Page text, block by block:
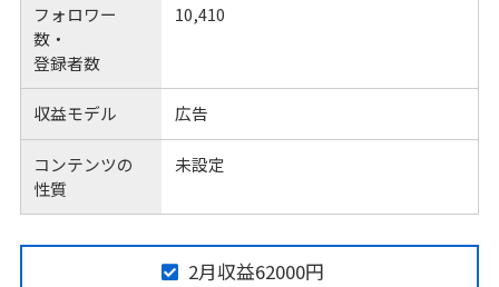
フォロワー
数・
登録者数
10,410
収益モデル 広告
コンテンツの
性質
未設定
2月収益62000円